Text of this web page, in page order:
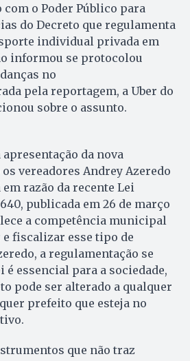
com o Poder Público para
do Decreto que regulamenta
individual privada em
informou se protocolou
no
pela reportagem, a Uber do
sobre o assunto.
da nova
vereadores Andrey Azeredo
em razão da recente Lei
publicada em 26 de março
a competência municipal
fiscalizar esse tipo de
a regulamentação se
essencial para a sociedade,
pode ser alterado a qualquer
prefeito que esteja no
que não traz